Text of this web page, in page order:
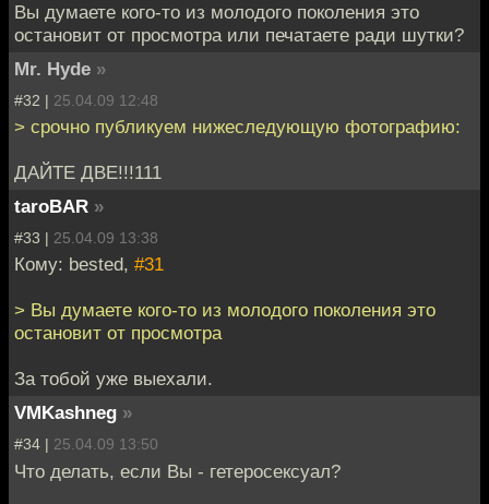
Вы думаете кого-то из молодого поколения это
остановит от просмотра или печатаете ради шутки?
Mr. Hyde »
#32 | 25.04.09 12:48
> срочно публикуем нижеследующую фотографию:
ДАЙТЕ ДВЕ!!!111
taroBAR »
#33 | 25.04.09 13:38
Кому: bested, #31
> Вы думаете кого-то из молодого поколения это
остановит от просмотра
За тобой уже выехали.
VMKashneg »
#34 | 25.04.09 13:50
Что делать, если Вы - гетеросексуал?